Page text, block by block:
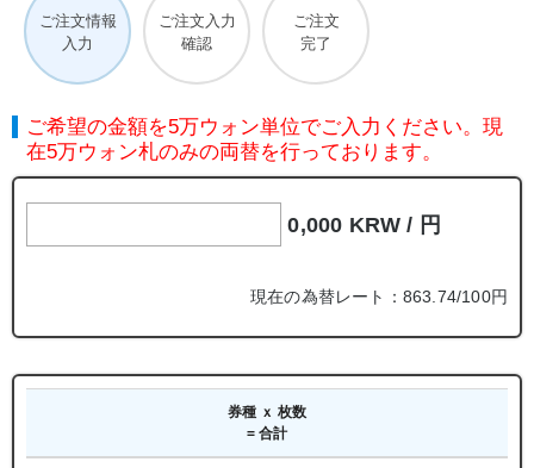
ご注文情報
入力
ご注文入力
確認
ご注文
完了
ご希望の金額を5万ウォン単位でご入力ください。現
在5万ウォン札のみの両替を行っております。
0,000 KRW / 円
現在の為替レート：863.74/100円
券種 ｘ 枚数
= 合計